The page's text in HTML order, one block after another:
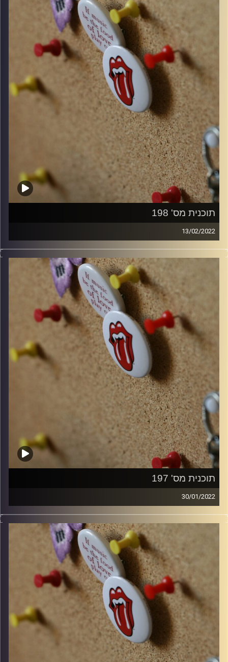
קרדיט תמונות: włodi
תוכנית מס' 198
13/02/2022
קלאסיקות רוק עם אורן הוף.
קרדיט תמונות: włodi
תוכנית מס' 197
30/01/2022
קלאסיקות רוק עם אורן הוף.
קרדיט תמונות: włodi